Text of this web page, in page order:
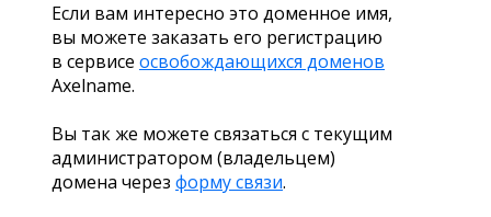
Если вам интересно это доменное имя,
вы можете заказать его регистрацию
в сервисе освобождающихся доменов
Axelname.
Вы так же можете связаться с текущим
администратором (владельцем)
домена через форму связи.